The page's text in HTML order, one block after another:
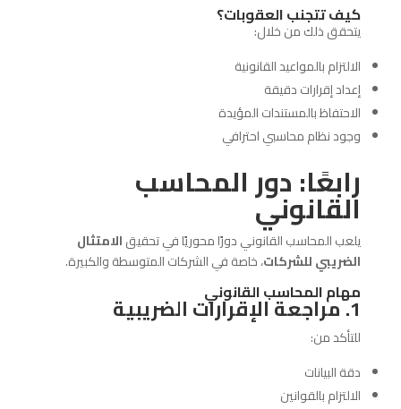
كيف تتجنب العقوبات؟
يتحقق ذلك من خلال:
الالتزام بالمواعيد القانونية
إعداد إقرارات دقيقة
الاحتفاظ بالمستندات المؤيدة
وجود نظام محاسبي احترافي
رابعًا: دور المحاسب
القانوني
يلعب المحاسب القانوني دورًا محوريًا في تحقيقالامتثال
الضريبي للشركات، خاصة في الشركات المتوسطة والكبيرة.
مهام المحاسب القانوني
1. مراجعة الإقرارات الضريبية
للتأكد من:
دقة البيانات
الالتزام بالقوانين